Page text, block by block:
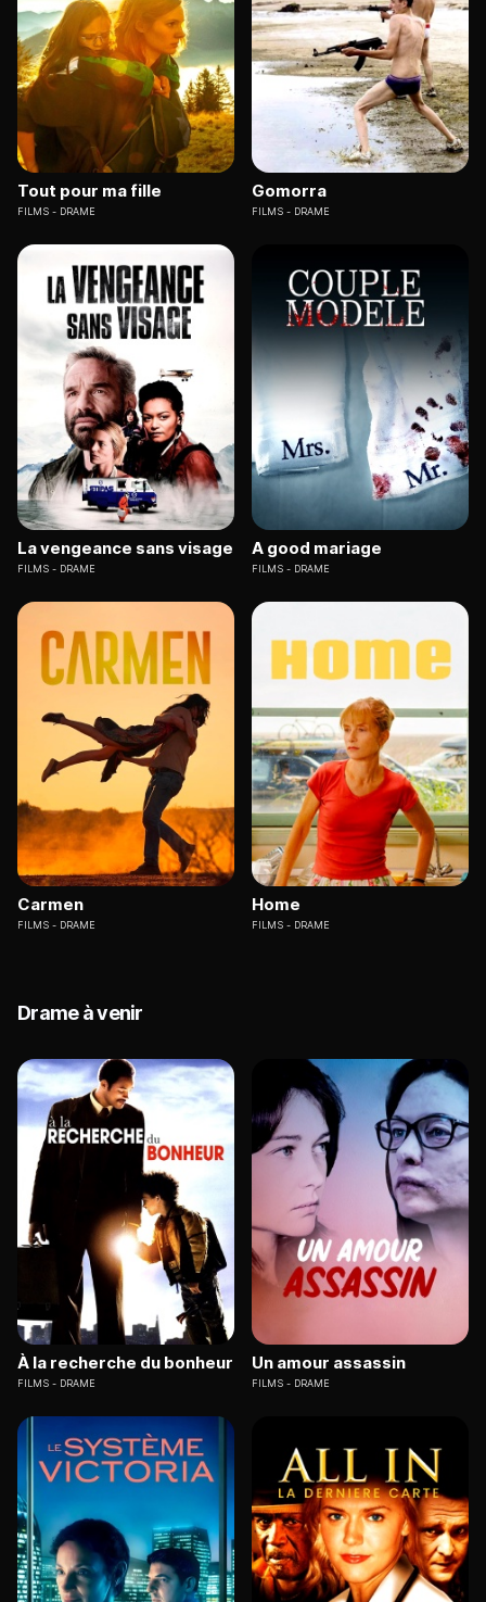
Tout pour ma fille
FILMS DRAME
Gomorra
FILMS DRAME
La vengeance sans visage
FILMS DRAME
A good mariage
FILMS DRAME
Carmen
FILMS DRAME
Home
FILMS DRAME
Drame à venir
À la recherche du bonheur
FILMS DRAME
Un amour assassin
FILMS DRAME